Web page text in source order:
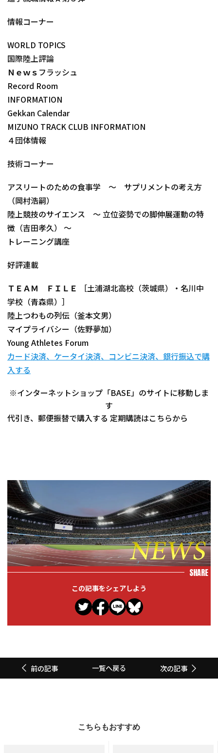
情報コーナー
WORLD TOPICS
国際陸上評論
Ｎｅｗｓフラッシュ
Record Room
INFORMATION
Gekkan Calendar
MIZUNO TRACK CLUB INFORMATION
４団体情報
技術コーナー
アスリートのための食事学 ～ サプリメントの考え方
（岡村浩嗣）
陸上競技のサイエンス ～ 立位姿勢での脚伸展運動の特
徴（吉田孝久） ～
トレーニング講座
好評連載
ＴＥＡＭ ＦＩＬＥ ［土浦湖北高校（茨城県）・名川中
学校（青森県）］
陸上つわもの列伝（釜本文男）
マイプライバシー（佐野夢加）
Young Athletes Forum
カード決済、ケータイ決済、コンビニ決済、銀行振込で購
入する
※インターネットショップ「BASE」のサイトに移動しま
す
代引き、郵便振替で購入する 定期購読はこちらから
SHARE
この記事をシェアしよう
前の記事 一覧へ戻る 次の記事
こちらもおすすめ